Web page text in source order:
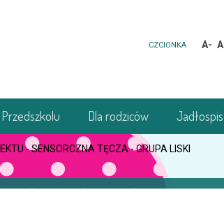
CZCIONKA A- A
Przedszkolu Dla rodziców Jadłospis
- SENSORCZNA TĘCZA - GRUPA LISKI